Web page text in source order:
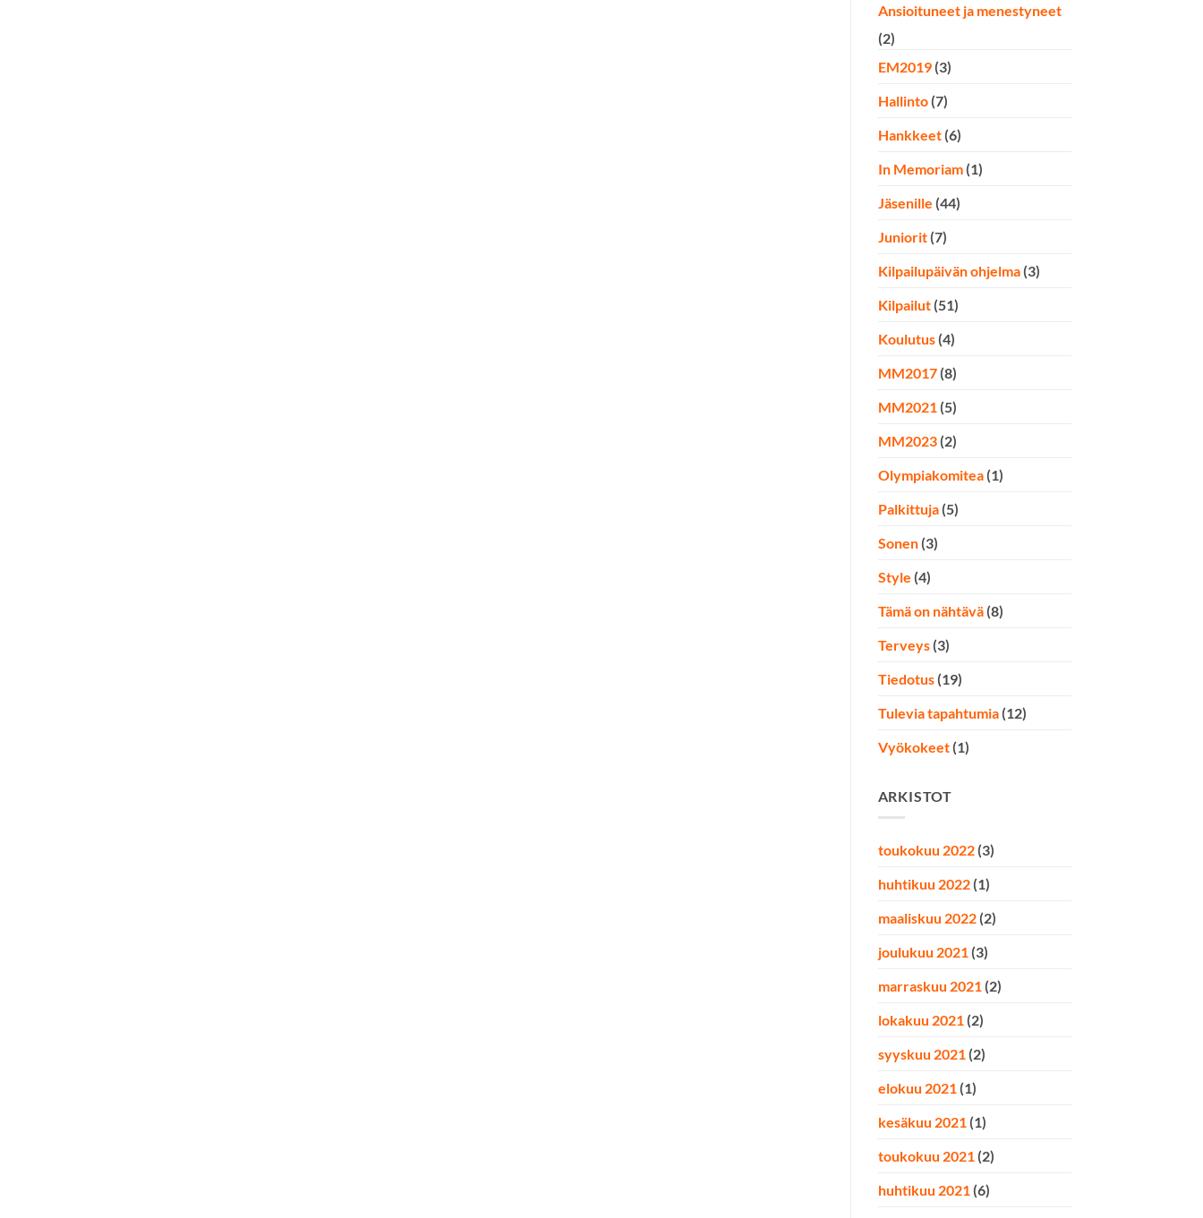
Ansioituneet ja menestyneet
(2)
EM2019(3)
Hallinto(7)
Hankkeet(6)
In Memoriam(1)
Jäsenille (44)
Juniorit(7)
Kilpailupäivän ohjelma(3)
Kilpailut(51)
Koulutus(4)
MM2017(8)
MM2021(5)
MM2023(2)
Olympiakomitea(1)
Palkittuja(5)
Sonen(3)
Style (4)
Tämä on nähtävä(8)
Terveys(3)
Tiedotus(19)
Tulevia tapahtumia(12)
Vyökokeet(1)
ARKISTOT
toukokuu 2022(3)
huhtikuu 2022(1)
maaliskuu 2022(2)
joulukuu 2021(3)
marraskuu 2021(2)
lokakuu 2021(2)
syyskuu 2021(2)
elokuu 2021(1)
kesäkuu 2021(1)
toukokuu 2021(2)
huhtikuu 2021(6)